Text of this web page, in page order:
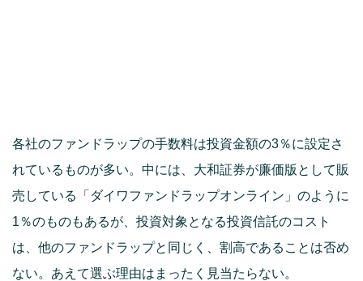
各社のファンドラップの手数料は投資金額の3％に設定さ
れているものが多い。中には、大和証券が廉価版として販
売している「ダイワファンドラップオンライン」のように
1％のものもあるが、投資対象となる投資信託のコスト
は、他のファンドラップと同じく、割高であることは否め
ない。あえて選ぶ理由はまったく見当たらない。